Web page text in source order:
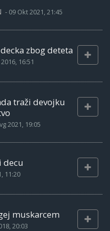
- 09 Okt 2021, 21:45
zbog deteta
2016, 16:51
traži devojku
2021, 19:05
decu
11:20
muskarcem
20:03